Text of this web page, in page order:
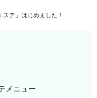
ステ」はじめました！
メニュー